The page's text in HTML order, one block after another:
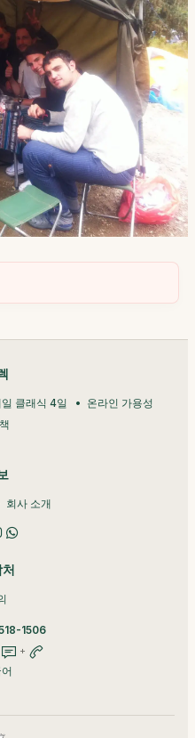
클래식 4일
온라인 가용성
책
회사 소개
1506
+